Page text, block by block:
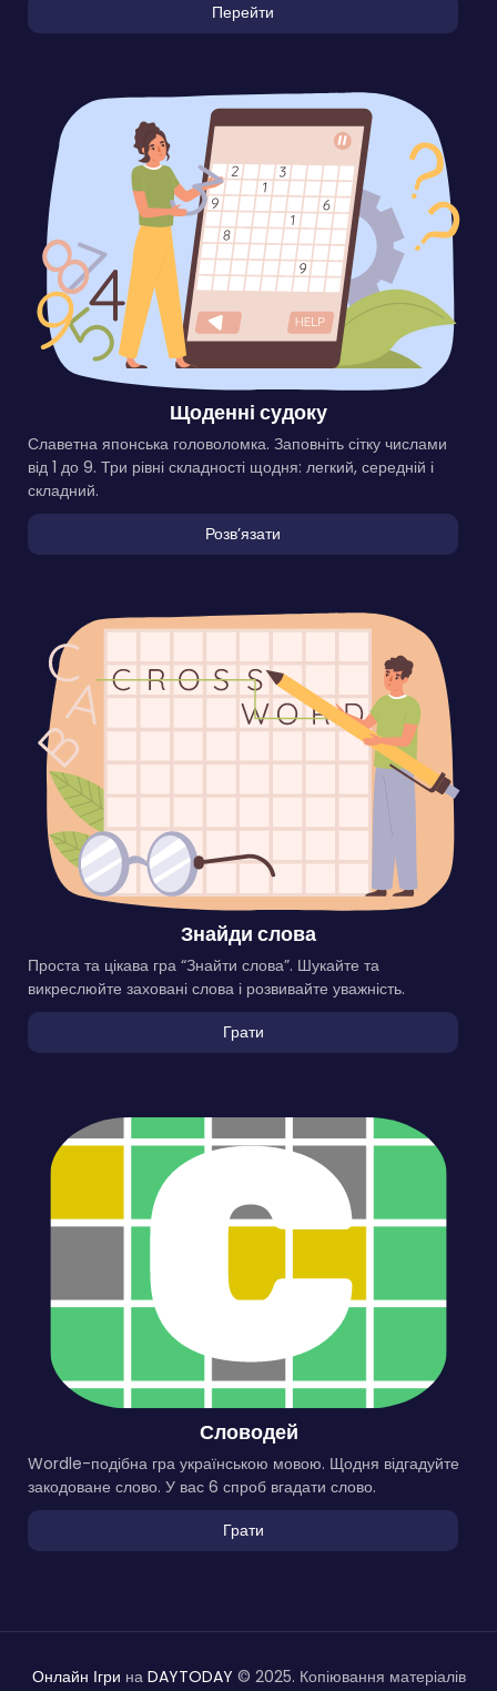
Перейти
Щоденні судоку
Славетна японська головоломка. Заповніть сітку числами
від 1 до 9. Три рівні складності щодня: легкий, середній і
складний.
Розвʼязати
Знайди слова
Проста та цікава гра “Знайти слова”. Шукайте та
викреслюйте заховані слова і розвивайте уважність.
Грати
Словодей
Wordle-подібна гра українською мовою. Щодня відгадуйте
закодоване слово. У вас 6 спроб вгадати слово.
Грати
Онлайн Ігри на DAYTODAY © 2025. Копіювання матеріалів